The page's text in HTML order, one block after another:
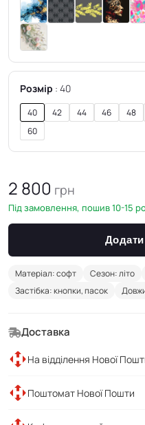
Розмір 40
40 42 44 46 48
60
2 800 грн
Під замовлення, пошив 10-15
Матеріал: софт Сезон: літо
Застібка: кнопки, пасок
Доставка
На відділення Нової
Поштомат Нової Пошти